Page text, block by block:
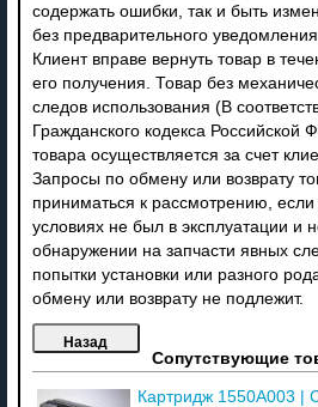
содержать ошибки, так и быть
без предварительного уведомления.
Клиент вправе вернуть товар в
его получения. Товар без
следов использования (В
Гражданского кодекса Российской
товара осуществляется за счет
Запросы по обмену или возврату
приниматься к рассмотрению, если
условиях не был в эксплуатации и
обнаружении на запчасти явных
попытки установки или разного
обмену или возврату не подлежит.
Сопутствующие
Картридж 1550A003 |